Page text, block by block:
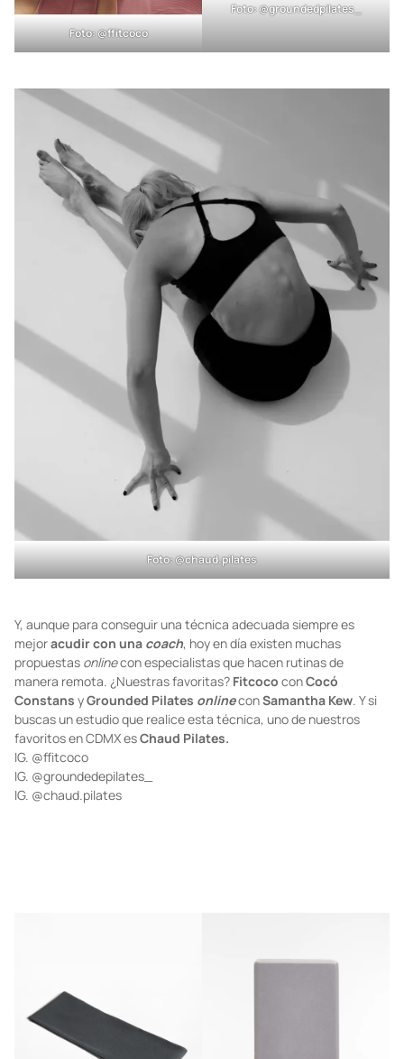
Foto: @ffitcoco
Foto: @groundedpilates_
Foto: @chaud.pilates
Y, aunque para conseguir una técnica adecuada siempre es
mejoracudir con una coach, hoy en día existen muchas
propuestas onlinecon especialistas que hacen rutinas de
manera remota. ¿Nuestras favoritas? Fitcoco conCocó
Constans yGrounded Pilates onlineconSamantha Kew. Y si
buscas un estudio que realice esta técnica, uno de nuestros
favoritos en CDMX esChaud Pilates.
IG. @ffitcoco
IG. @groundedepilates_
IG. @chaud.pilates